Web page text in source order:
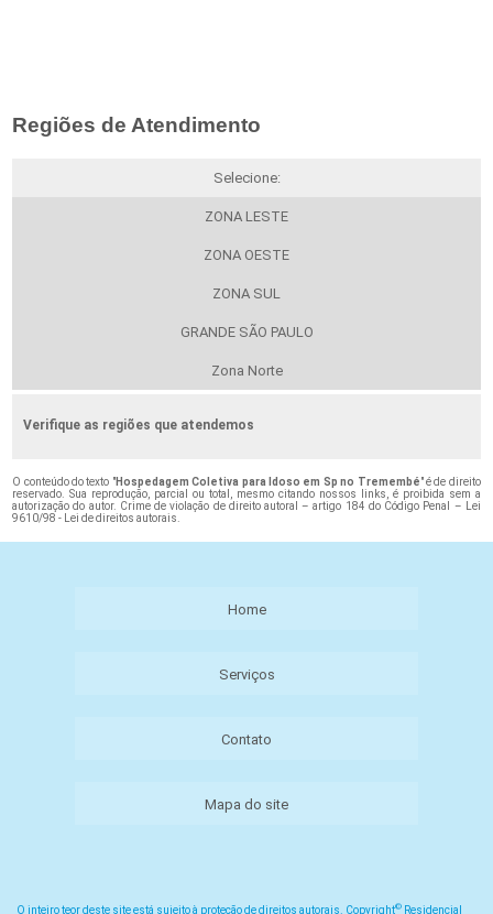
Regiões de Atendimento
Selecione:
ZONA LESTE
ZONA OESTE
ZONA SUL
GRANDE SÃO PAULO
Zona Norte
Verifique as regiões que atendemos
O conteúdo do texto "Hospedagem Coletiva para Idoso em Sp no Tremembé" é de direito
reservado. Sua reprodução, parcial ou total, mesmo citando nossos links, é proibida sem a
autorização do autor. Crime de violação de direito autoral – artigo 184 do Código Penal –
Lei
9610/98 - Lei de direitos autorais
Home
Serviços
Contato
Mapa do site
O inteiro teor deste site está sujeito à proteção de direitos autorais. Copyright© Residencial